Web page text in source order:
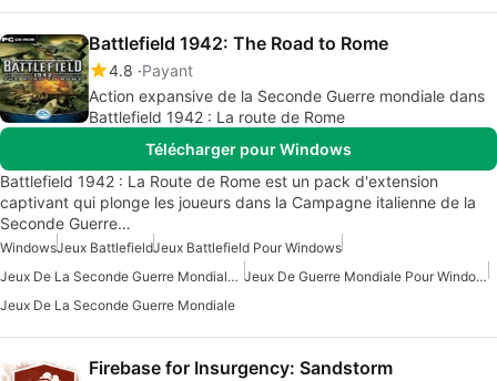
Battlefield 1942: The Road to Rome
4.8 Payant
Action expansive de la Seconde Guerre mondiale dans
Battlefield 1942 : La route de Rome
Télécharger pour Windows
Battlefield 1942 : La Route de Rome est un pack d'extension
captivant qui plonge les joueurs dans la Campagne italienne de la
Seconde Guerre…
WindowsJeux BattlefieldJeux Battlefield Pour Windows
Jeux De La Seconde Guerre Mondiale Pour Windows
Jeux De Guerre Mondiale Pour Windows
Jeux De La Seconde Guerre Mondiale
Firebase for Insurgency: Sandstorm